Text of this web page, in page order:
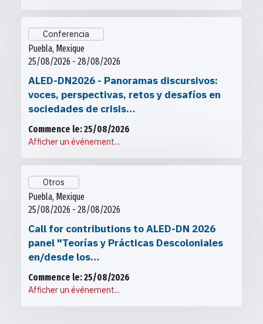
Conferencia
Puebla, Mexique
25/08/2026 - 28/08/2026
ALED-DN2026 - Panoramas discursivos:
voces, perspectivas, retos y desafíos en
sociedades de crisis…
Commence le: 25/08/2026
Afficher un événement...
Otros
Puebla, Mexique
25/08/2026 - 28/08/2026
Call for contributions to ALED-DN 2026
panel "Teorías y Prácticas Descoloniales
en/desde los…
Commence le: 25/08/2026
Afficher un événement...